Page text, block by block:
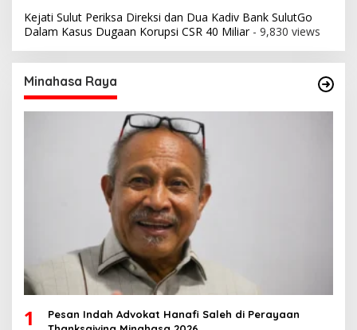
Kejati Sulut Periksa Direksi dan Dua Kadiv Bank SulutGo
Dalam Kasus Dugaan Korupsi CSR 40 Miliar- 9,830 views
Minahasa Raya
1
Pesan Indah Advokat Hanafi Saleh di Perayaan